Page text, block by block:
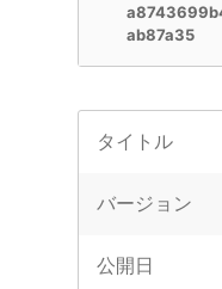
ab87a35
タイトル
バージョン
公開日